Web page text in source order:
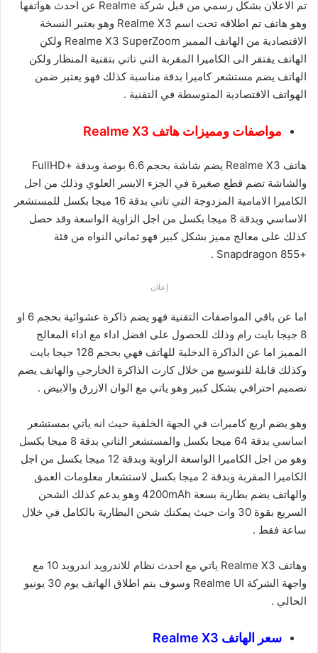
تم الاعلان بشكل رسمي من قبل شركة Realme عن احدث هواتفها
وهو هاتف تم اطلاقه تحت اسم Realme X3 وهو يعتبر النسخة
الاقتصادية من الهاتف المميز Realme X3 SuperZoom ولكن
الهاتف يفتقر الى الكاميرا المقربة التي تاتي بتقنية المنظار ولكن
الهاتف يضم مستشعر كاميرا بدقة مناسبة كذلك فهو يعتبر ضمن
الهواتف الاقتصادية المتوسطة في التقنية .
مواصفات ومميزات هاتف Realme X3
هاتف Realme X3 يضم شاشة بحجم 6.6 بوصة وبدقة +FullHD
والشاشة تضم قطع صغيرة في الجزء الايسر العلوي وذلك من اجل
الكاميرا الامامية المزدوجة التي تاتي بدقة 16 ميجا بكسل للمستشعر
الاساسي وبدقة 8 ميجا بكسل من اجل الزاوية الواسعة وقد حصل
كذلك على معالج مميز بشكل كبير فهو ثماني النواه من فئة
+Snapdragon 855 .
إعلان
اما عن باقي المواصفات التقنية فهو يضم ذاكرة عشوائية بحجم 6 او
8 جيجا بايت رام وذلك للحصول على افضل اداء مع اداء المعالج
المميز اما عن الذاكرة الدخلية للهاتف فهي بحجم 128 جيجا بايت
وكذلك قابلة للتوسيع من خلال كارت الذاكرة الخارجي والهاتف يضم
تصميم احترافي بشكل كبير وهو ياتي مع الوان الازرق والابيض .
وهو يضم اربع كاميرات في الجهة الخلفية حيث انه ياتي بمستشعر
اساسي بدقة 64 ميجا بكسل والمستشعر الثاني بدقة 8 ميجا بكسل
وهو من اجل الكاميرا الواسعة الزاوية وبدقة 12 ميجا بكسل من اجل
الكاميرا المقربة وبدقة 2 ميجا بكسل لاستشعار معلومات العمق
والهاتف يضم بطارية بسعة 4200mAh وهو يدعم كذلك الشحن
السريع بقوة 30 وات حيث يمكنك شحن البطارية بالكامل في خلال
ساعة فقط .
وهاتف Realme X3 ياتي مع احدث نظام للاندرويد اندرويد 10 مع
واجهة الشركة Realme UI وسوف يتم اطلاق الهاتف يوم 30 يونيو
الحالي .
سعر الهاتف Realme X3